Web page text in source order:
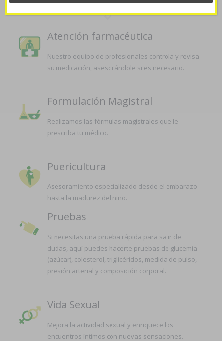
Atención farmacéutica
Nuestro equipo de profesionales controla y revisa
su medicación, asesorándole si es necesario.
Formulación Magistral
Realizamos las fórmulas magistrales que le
prescriba tu médico.
Puericultura
Asesoramiento especializado desde el embarazo
hasta la madurez del niño.
Pruebas
Si necesitas una prueba rápida para salir de
dudas, aquí puedes hacerte pruebas de glucemia
(azúcar), colesterol, triglicéridos, medida de pulso,
presión arterial y composición corporal.
Vida Sexual
Mejora la actividad sexual y enriquece los
encuentros íntimos con nuevas sensaciones.